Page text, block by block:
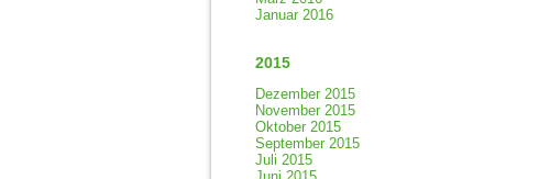
Januar 2016
2015
Dezember 2015
November 2015
Oktober 2015
September 2015
Juli 2015